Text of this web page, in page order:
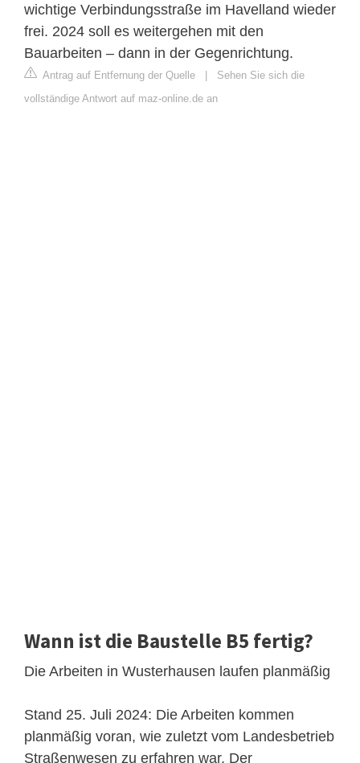
wichtige Verbindungsstraße im Havelland wieder
frei. 2024 soll es weitergehen mit den
Bauarbeiten – dann in der Gegenrichtung.
Antrag auf Entfernung der Quelle | Sehen Sie sich die
vollständige Antwort auf maz-online.de an
Wann ist die Baustelle B5 fertig?
Die Arbeiten in Wusterhausen laufen planmäßig
Stand 25. Juli 2024: Die Arbeiten kommen
planmäßig voran, wie zuletzt vom Landesbetrieb
Straßenwesen zu erfahren war. Der